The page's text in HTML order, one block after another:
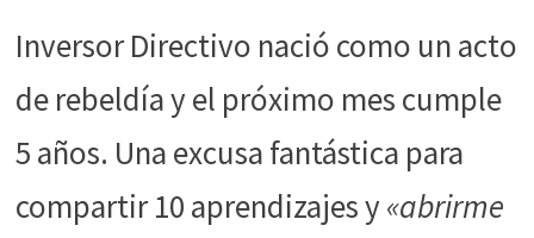
Inversor Directivo nació como un acto
de rebeldía y el próximo mes cumple
5 años. Una excusa fantástica para
compartir 10 aprendizajes y «abrirme
cookies no
opcionales.
necesarias
funcione la